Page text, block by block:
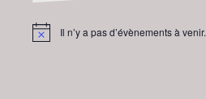
Notice Il n’y a pas d’évènements à venir.